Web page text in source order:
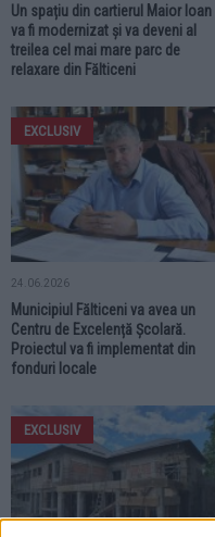
Un spațiu din cartierul Maior Ioan
va fi modernizat și va deveni al
treilea cel mai mare parc de
relaxare din Fălticeni
EXCLUSIV
24.06.2026
Municipiul Fălticeni va avea un
Centru de Excelență Școlară.
Proiectul va fi implementat din
fonduri locale
EXCLUSIV